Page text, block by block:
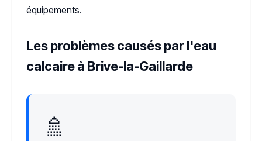
équipements.
Les problèmes causés par l'eau
calcaire à Brive-la-Gaillarde
🚿